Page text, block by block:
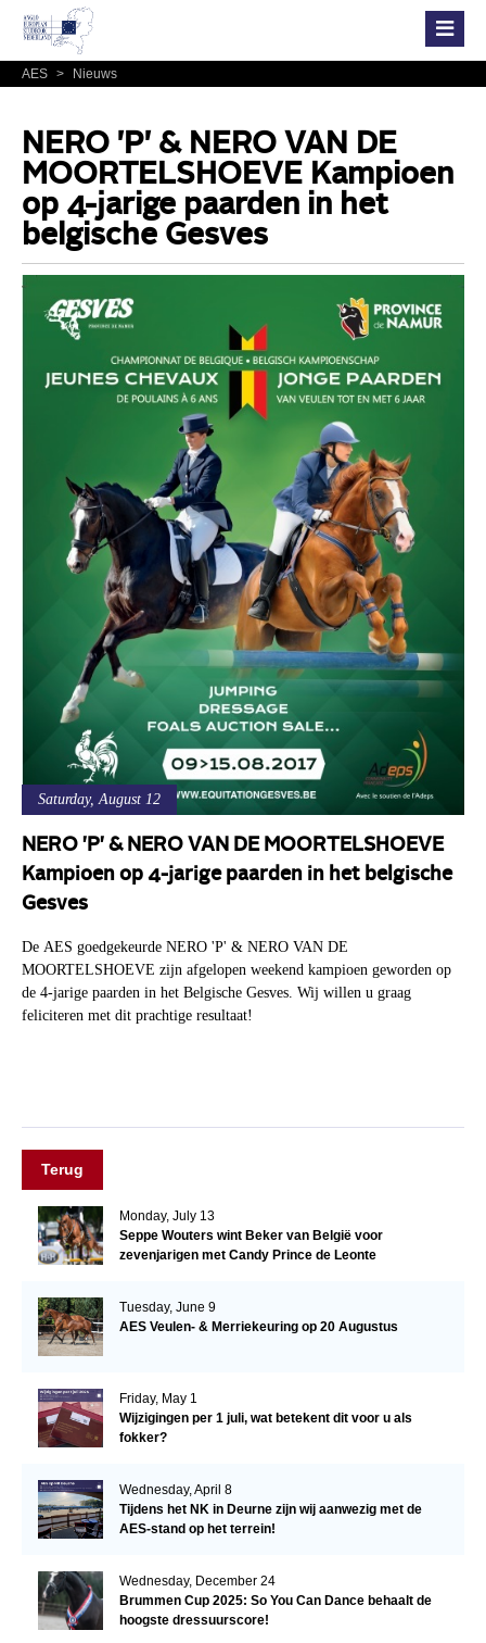
AES > Nieuws
NERO 'P' & NERO VAN DE
MOORTELSHOEVE Kampioen
op 4-jarige paarden in het
belgische Gesves
Saturday, August 12
NERO 'P' & NERO VAN DE MOORTELSHOEVE
Kampioen op 4-jarige paarden in het belgische
Gesves
De AES goedgekeurde NERO 'P' & NERO VAN DE
MOORTELSHOEVE zijn afgelopen weekend kampioen geworden op
de 4-jarige paarden in het Belgische Gesves. Wij willen u graag
feliciteren met dit prachtige resultaat!
Terug
Monday, July 13
Seppe Wouters wint Beker van België voor
zevenjarigen met Candy Prince de Leonte
Tuesday, June 9
AES Veulen- & Merriekeuring op 20 Augustus
Friday, May 1
Wijzigingen per 1 juli, wat betekent dit voor u als
fokker?
Wednesday, April 8
Tijdens het NK in Deurne zijn wij aanwezig met de
AES-stand op het terrein!
Wednesday, December 24
Brummen Cup 2025: So You Can Dance behaalt de
hoogste dressuurscore!